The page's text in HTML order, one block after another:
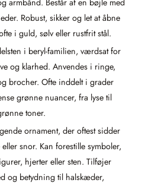
armbånd. Består af en bøjle med
Robust, sikker og let at åbne
i guld, sølv eller rustfrit stål.
i beryl-familien, værdsat for
og klarhed. Anvendes i ringe,
brocher. Ofte inddelt i grader
grønne nuancer, fra lyse til
toner.
ornament, der oftest sidder
snor. Kan forestille symboler,
hjerter eller sten. Tilføjer
og betydning til halskæder,